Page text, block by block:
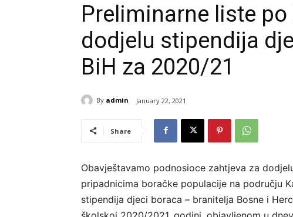
Preliminarne liste
dodjelu stipendija
BiH za 2020/21
By admin January 22, 2021
Share
Obavještavamo podnosioce zahtjeva za
pripadnicima boračke populacije na području
stipendija djeci boraca – branitelja Bosne i